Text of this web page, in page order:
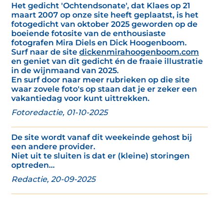
Het gedicht 'Ochtendsonate', dat Klaes op 21
maart 2007 op onze site heeft geplaatst, is het
fotogedicht van oktober 2025 geworden op de
boeiende fotosite van de enthousiaste
fotografen Mira Diels en Dick Hoogenboom.
Surf naar de site dickenmirahoogenboom.com
en geniet van dit gedicht én de fraaie illustratie
in de wijnmaand van 2025.
En surf door naar meer rubrieken op die site
waar zovele foto's op staan dat je er zeker een
vakantiedag voor kunt uittrekken.
Fotoredactie, 01-10-2025
De site wordt vanaf dit weekeinde gehost bij
een andere provider.
Niet uit te sluiten is dat er (kleine) storingen
optreden...
Redactie, 20-09-2025